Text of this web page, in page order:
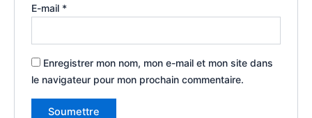
E-mail *
Enregistrer mon nom, mon e-mail et mon site dans
le navigateur pour mon prochain commentaire.